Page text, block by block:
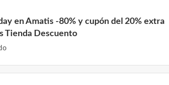
en Amatis -80% y cupón del 20% extra
Tienda Descuento